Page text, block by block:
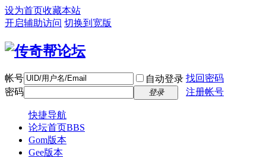
设为首页收藏本站
开启辅助访问 切换到宽版
帐号 自动登录 找回密码
密码
登录 注册帐号
快捷导航
论坛首页BBS
Gom版本
Gee版本